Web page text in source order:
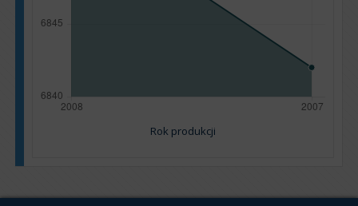
Rok produkcji